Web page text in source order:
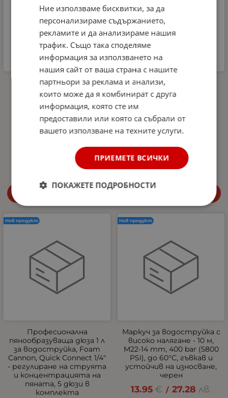
Автомобилна аптечка
DIN 13164-2022 +
светлоотразителна
жилетка и авариен
триъгълник –
Европейски стандарт,
покриващ новите
52.81 лв.
Aлуминиеви греди за
багажник с ключалки за
Audi A3, A4 Avant, A5
Avant, A6 Avant, Q3, Q4,
Q5, Q7, Q8 с плътни
надлъжни релси (Flush
Rails) 120 см, до 90 кг,
56.34 € / 110.19
Професионална
пянообразуваща дюза 1 л
за водоструйка, Foam
Cannon, Quick Connect 1/4"
- регулиране на струята
и концентрацията на
пяната, 5 дюзи в
комплекта
Нов продукт
Маркуч за водоструйка с
високо налягане - 10 м,
M22-14 mm, 400 bar (5800
PSI), до 60°C, гъвкав и
устойчив на износване,
черен
13.95 € / 27.28 лв.
Нов продукт
Ние използваме бисквитки, за да
персонализираме съдържанието,
рекламите и да анализираме нашия
трафик. Също така споделяме
информация за използването на
нашия сайт от ваша страна с нашите
партньори за реклама и анализи,
които може да я комбинират с друга
информация, която сте им
предоставили или която са събрали от
вашето използване на техните услуги.
ПРИЕМЕТЕ ВСИЧКИ
ПОКАЖЕТЕ ПОДРОБНОСТИ